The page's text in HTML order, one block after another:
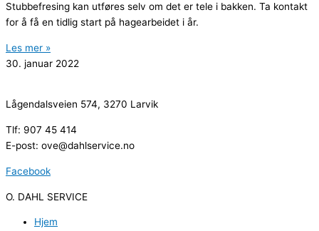
Stubbefresing kan utføres selv om det er tele i bakken. Ta kontakt
for å få en tidlig start på hagearbeidet i år.
Les mer »
30. januar 2022
Lågendalsveien 574, 3270 Larvik
Tlf: 907 45 414
E-post: ove@dahlservice.no
Facebook
O. DAHL SERVICE
Hjem